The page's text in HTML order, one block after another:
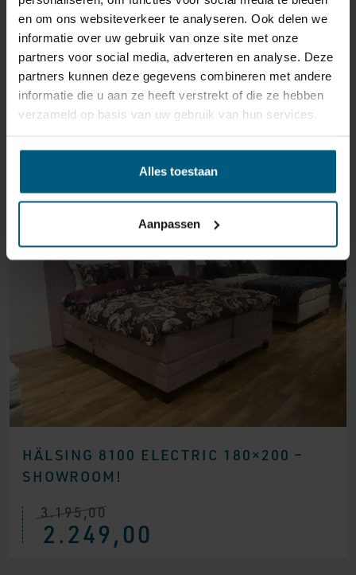
en om ons websiteverkeer te analyseren. Ook delen we
informatie over uw gebruik van onze site met onze
partners voor social media, adverteren en analyse. Deze
partners kunnen deze gegevens combineren met andere
informatie die u aan ze heeft verstrekt of die ze hebben
verzameld op basis van uw gebruik van hun services.
Alles toestaan
Aanpassen
HÄLSING 8100 ELECTRIC 180×200 –
SHOWROOM!
AUSSTELLUNGSRAUM MAASTRICHT
3.195,00
Ursprünglicher
Preis
war:
2.249,00
Aktueller
Preis
ist: